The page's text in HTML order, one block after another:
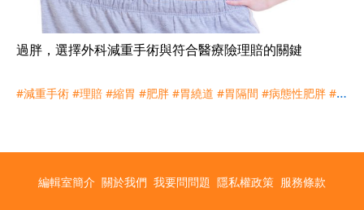
過胖，選擇外科減重手術與符合醫療險理賠的關鍵
#減重手術 #理賠 #縮胃 #肥胖 #胃繞道 #胃隔間 #病態性肥胖 #過
編輯室簡介 關於我們 我要問問題 隱私權政策 服務條款